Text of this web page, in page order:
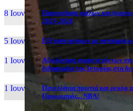
8 Ιουν, 26
Παρουσίαση ομίλων και
2025-2026
5 Ιουν, 26 Εξέταση ατόμων με αναπηρία
1 Ιουν, 26
Αξιολόγηση συμμετεχόντων
διδασκαλία της Ιστορίας στη
1 Ιουν, 26
Πανελλήνια πρωτιά και ρεκόρ
Προορισμός... NBA!